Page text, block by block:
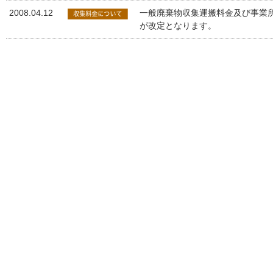
2008.04.12
一般廃棄物収集運搬料金及び事業
が改定となります。